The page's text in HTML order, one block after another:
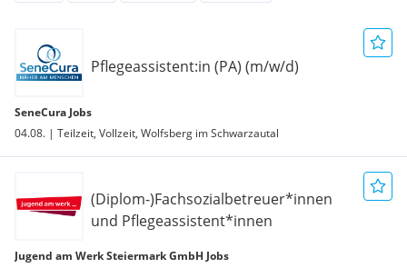
Pflegeassistent:in (PA) (m/w/d)
SeneCura Jobs
04.08. | Teilzeit, Vollzeit, Wolfsberg im Schwarzautal
(Diplom-)Fachsozialbetreuer*innen
und Pflegeassistent*innen
Jugend am Werk Steiermark GmbH Jobs